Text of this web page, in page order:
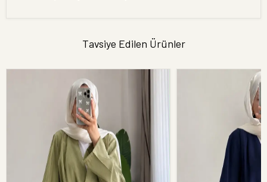
Tavsiye Edilen Ürünler